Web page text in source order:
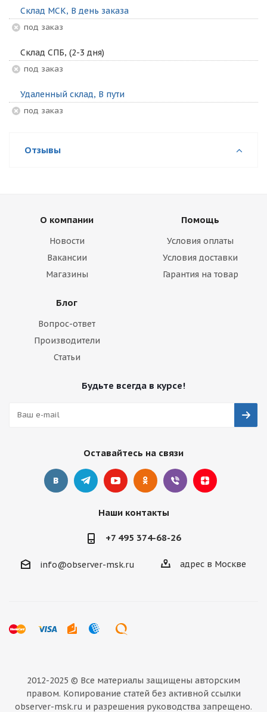
Склад МСК, В день заказа
Под заказ
Склад СПБ, (2-3 дня)
Под заказ
Удаленный склад, В пути
Под заказ
Отзывы
О компании
Новости
Вакансии
Магазины
Помощь
Условия оплаты
Условия доставки
Гарантия на товар
Блог
Вопрос-ответ
Производители
Статьи
Будьте всегда в курсе!
Оставайтесь на связи
Наши контакты
+7 495 374-68-26
info@observer-msk.ru адрес в Москве
2012-2025 © Все материалы защищены авторским
правом. Копирование статей без активной ссылки
observer-msk.ru и разрешения руководства запрещено.